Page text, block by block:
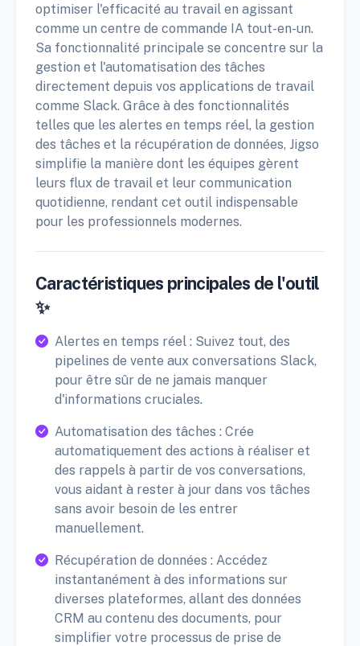
optimiser l'efficacité au travail en agissant
comme un centre de commande IA tout-en-un.
Sa fonctionnalité principale se concentre sur la
gestion et l'automatisation des tâches
directement depuis vos applications de travail
comme Slack. Grâce à des fonctionnalités
telles que les alertes en temps réel, la gestion
des tâches et la récupération de données, Jigso
simplifie la manière dont les équipes gèrent
leurs flux de travail et leur communication
quotidienne, rendant cet outil indispensable
pour les professionnels modernes.
Caractéristiques principales de l'outil
✨
Alertes en temps réel : Suivez tout, des
pipelines de vente aux conversations Slack,
pour être sûr de ne jamais manquer
d'informations cruciales.
Automatisation des tâches : Crée
automatiquement des actions à réaliser et
des rappels à partir de vos conversations,
vous aidant à rester à jour dans vos tâches
sans avoir besoin de les entrer
manuellement.
Récupération de données : Accédez
instantanément à des informations sur
diverses plateformes, allant des données
CRM au contenu des documents, pour
simplifier votre processus de prise de